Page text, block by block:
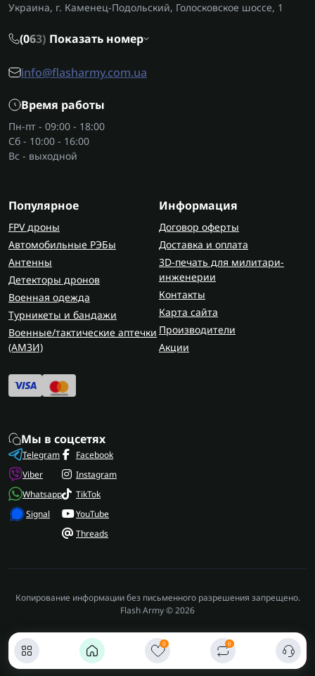
0 0
Украина, г. Каменец-Подольский, Голосковское шоссе, 1
(063) Показать номер
info@flasharmy.com.ua
Время работы
Пн-пт - 09:00 - 18:00
Сб - 10:00 - 16:00
Вс - выходной
Популярное
FPV дроны
Автомобильные РЭБы
Антенны
Детекторы дронов
Военная одежда
Турникеты и бандажи
Военные/тактические аптечки
(AMЗИ)
Информация
Договор оферты
Доставка и оплата
3D-печать для милитари-
инженерии
Контакты
Карта сайта
Производители
Акции
Мы в соцсетях
Telegram
Viber
Whatsapp
Signal
Facebook
Instagram
TikTok
YouTube
Threads
Копирование информации без письменного разрешения запрещено.
Flash Army © 2026